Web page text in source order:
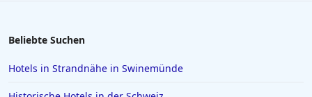
Beliebte Suchen
Hotels in Strandnähe in Swinemünde